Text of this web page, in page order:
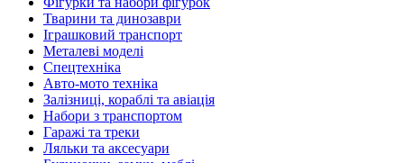
Тварини та динозаври
Іграшковий транспорт
Металеві моделі
Спецтехніка
Авто-мото техніка
Залізниці, кораблі та авіація
Набори з транспортом
Гаражі та треки
Ляльки та аксесуари